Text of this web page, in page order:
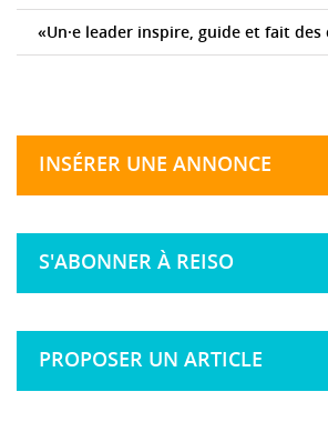
«Un·e leader inspire, guide et fait
INSÉRER UNE ANNONCE
S'ABONNER À REISO
PROPOSER UN ARTICLE